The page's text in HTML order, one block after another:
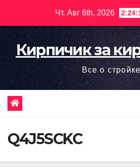
содержимому
Чт. Авг 6th, 2026
Кирпичик за
Все о стройке
Q4J5SCKC